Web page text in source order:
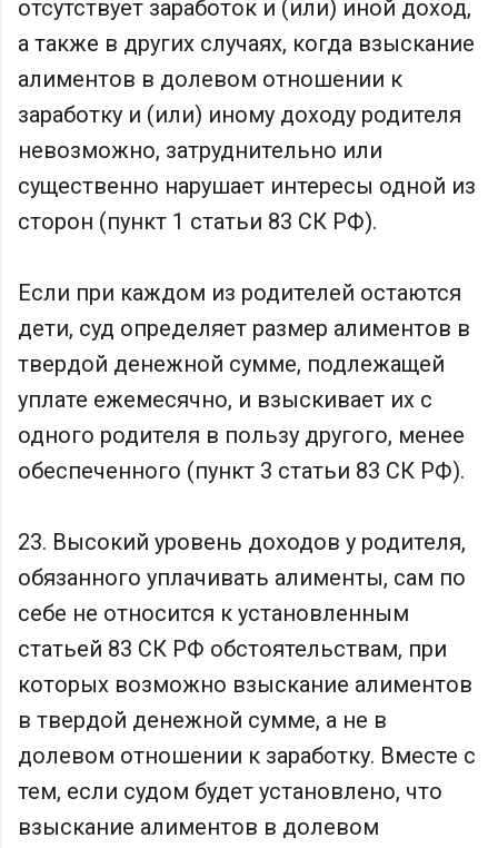
отсутствует заработок и (или) иной доход,
а также в других случаях, когда взыскание
алиментов в долевом отношении к
заработку и (или) иному доходу родителя
невозможно, затруднительно или
существенно нарушает интересы одной из
сторон (пункт 1 статьи 83 СК РФ).
Если при каждом из родителей остаются
дети, суд определяет размер алиментов в
твердой денежной сумме, подлежащей
уплате ежемесячно, и взыскивает их с
одного родителя в пользу другого, менее
обеспеченного (пункт 3 статьи 83 СК РФ).
23. Высокий уровень доходов у родителя,
обязанного уплачивать алименты, сам по
себе не относится к установленным
статьей 83 СК РФ обстоятельствам, при
которых возможно взыскание алиментов
в твердой денежной сумме, а не в
долевом отношении к заработку. Вместе с
тем, если судом будет установлено, что
взыскание алиментов в долевом